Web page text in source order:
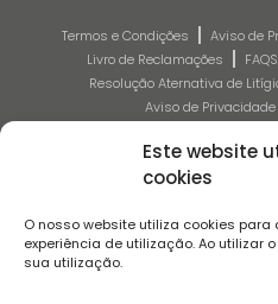
Este website
cookies
O nosso website utiliza cookies
experiência de utilização. Ao utilizar
sua utilização.
Termos e Condições Aviso de
Livro de Reclamações
FAQS
Resolução Aternativa de
Aviso de
2021 © Teixeira, Pinto & Soares,